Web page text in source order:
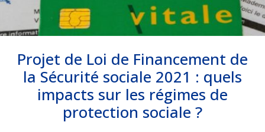
MÉTIERS
CLIENTS MOBILITÉ INTERNATIONALE
SOLUTIONS PROSDE L'ASSURANCE
Projet de Loi de Financement de
la Sécurité sociale 2021 : quels
impacts sur les régimes de
protection sociale ?